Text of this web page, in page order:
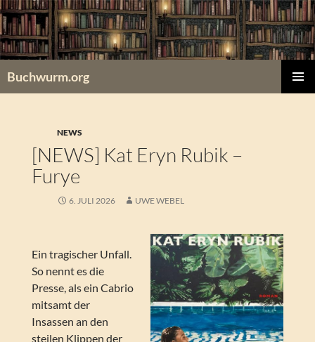
Zum
Inhalt
springen
Buchwurm.org
NEWS
[NEWS] Kat Eryn Rubik –
Furye
6. JULI 2026 UWE WEBEL
Ein tragischer Unfall.
So nennt es die
Presse, als ein Cabrio
mitsamt der
Insassen an den
steilen Klippen der